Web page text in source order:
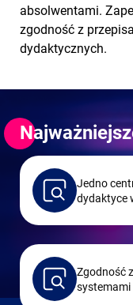
absolwentami.
zgodność z
dydaktycznych.
Jedno
dydaktyce
Zgodność
systemami